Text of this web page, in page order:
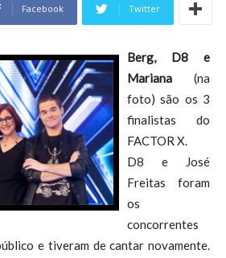
Facebook Twitter
Berg, D8 e
Mariana (na
foto) são os 3
finalistas do
FACTOR X.
D8 e José
Freitas foram
os
concorrentes
e tiveram de cantar novamente.